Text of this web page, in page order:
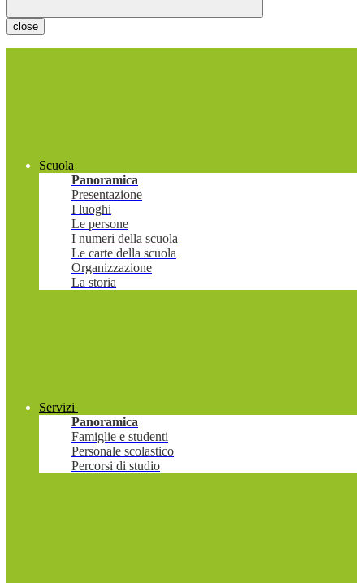
close
Scuola
Panoramica
Presentazione
I luoghi
Le persone
I numeri della scuola
Le carte della scuola
Organizzazione
La storia
Servizi
Panoramica
Famiglie e studenti
Personale scolastico
Percorsi di studio